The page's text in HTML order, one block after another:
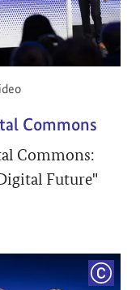
Commons
Commons:
Future"